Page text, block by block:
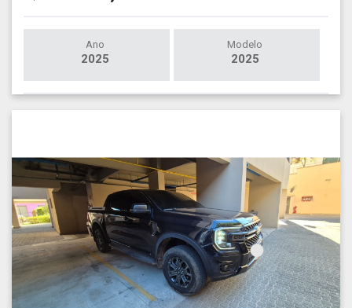
Ano
2025
Modelo
2025